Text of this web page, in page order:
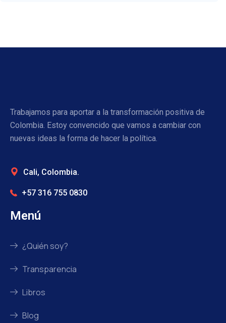
Trabajamos para aportar a la transformación positiva de
Colombia. Estoy convencido que vamos a cambiar con
nuevas ideas la forma de hacer la política.
Cali, Colombia.
+57 316 755 0830
Menú
¿Quién soy?
Transparencia
Libros
Blog